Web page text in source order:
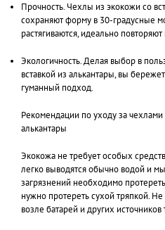
Прочность. Чехлы из экокожи со
сохраняют форму в 30-градусные
растягиваются, идеально
Экологичность. Делая выбор в
вставкой из алькантары, вы
гуманный подход.
Рекомендации по уходу за чехлами
алькантары
Экокожа не требует особых
легко выводятся обычно водой и
загрязнений необходимо
нужно протереть сухой тряпкой.
возле батарей и других источников